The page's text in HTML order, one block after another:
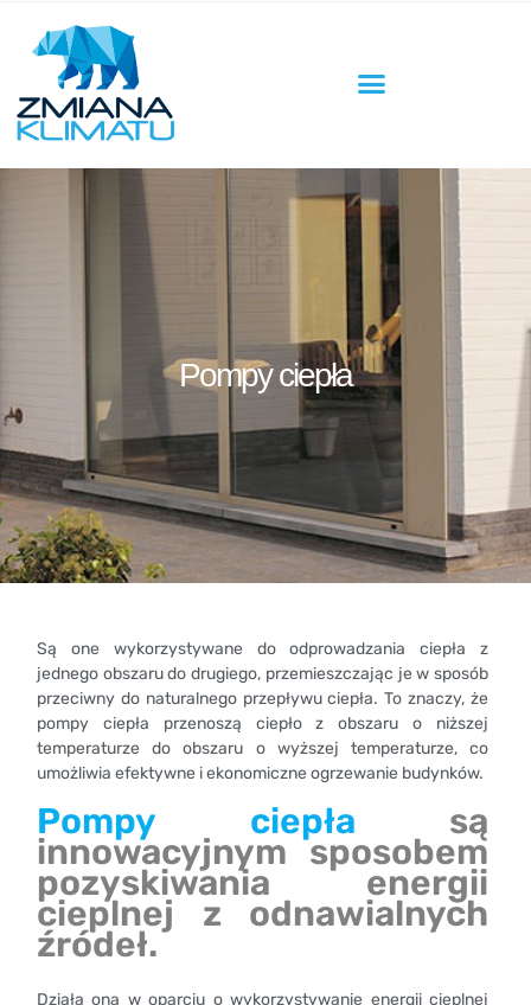
Pompy ciepła
Są one wykorzystywane do odprowadzania ciepła z
jednego obszaru do drugiego, przemieszczając je w sposób
przeciwny do naturalnego przepływu ciepła. To znaczy, że
pompy ciepła przenoszą ciepło z obszaru o niższej
temperaturze do obszaru o wyższej temperaturze, co
umożliwia efektywne i ekonomiczne ogrzewanie budynków.
Pompy ciepła są
innowacyjnym sposobem
pozyskiwania energii
cieplnej z odnawialnych
źródeł.
Działa ona w oparciu o wykorzystywanie energii cieplnej